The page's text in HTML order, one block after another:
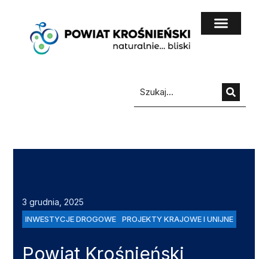
3 grudnia, 2025
INWESTYCJE DROGOWE PROJEKTY KRAJOWE I UNIJNE
Powiat Krośnieński